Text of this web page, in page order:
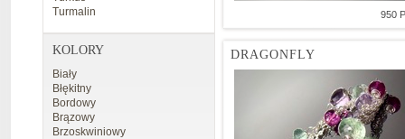
Turmalin
KOLORY
Biały
Błękitny
Bordowy
Brązowy
Brzoskwiniowy
950
DRAGONFLY